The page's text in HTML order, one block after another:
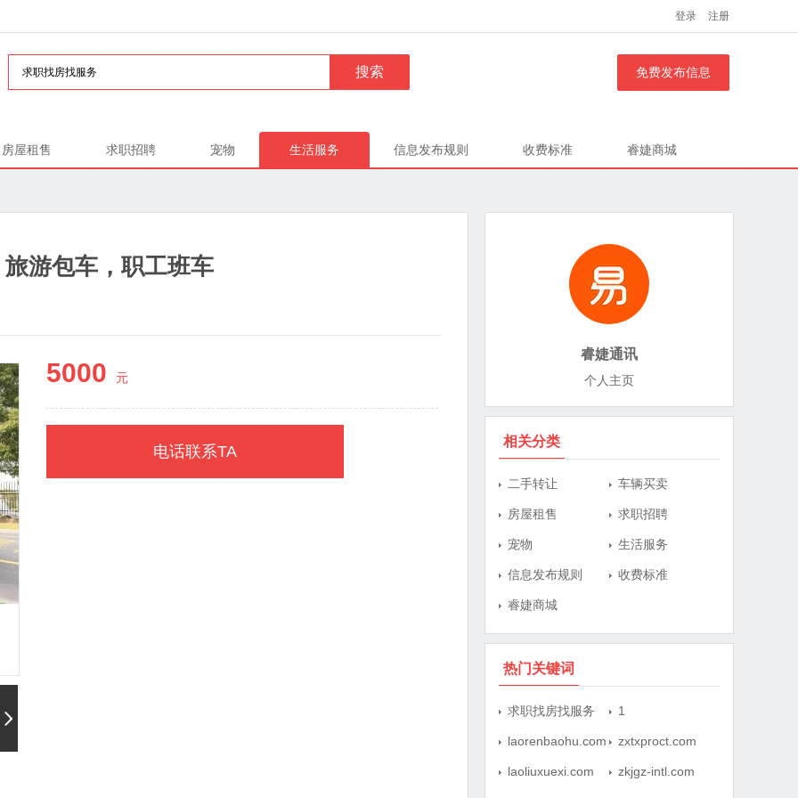
登录 注册
免费发布信息
房屋租售 求职招聘 宠物 生活服务 信息发布规则 收费标准 睿婕商城
游包车，职工班车
5000 元
电话联系TA
15694698563-沈先生
睿婕通讯
个人主页
相关分类
二手转让 车辆买卖
房屋租售 求职招聘
宠物 生活服务
信息发布规则 收费标准
睿婕商城
热门关键词
求职找房找服务 1
laorenbaohu.com zxtxproct.com
laoliuxuexi.com zkjgz-intl.com